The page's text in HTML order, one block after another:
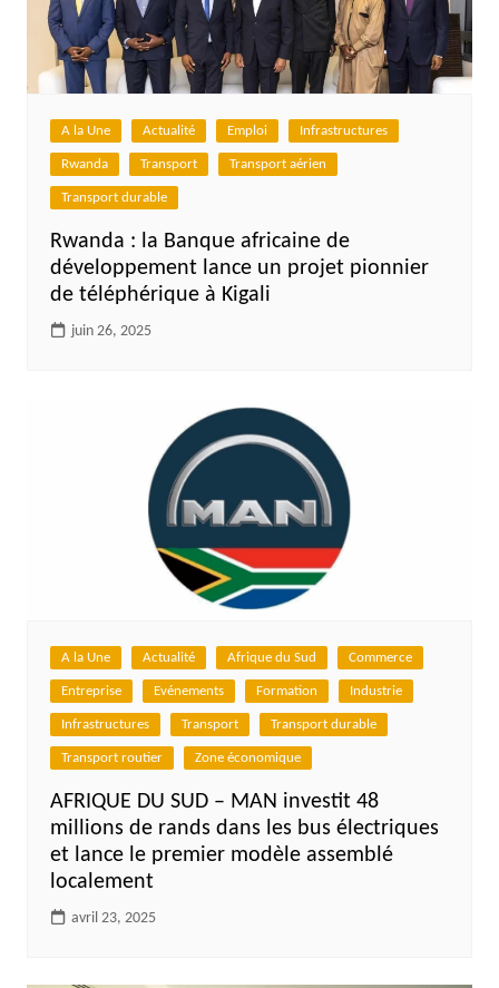
A la Une Actualité Emploi Infrastructures
Rwanda Transport Transport aérien
Transport durable
Rwanda : la Banque africaine de
développement lance un projet pionnier
de téléphérique à Kigali
juin 26, 2025
A la Une Actualité Afrique du Sud Commerce
Entreprise Evénements Formation Industrie
Infrastructures Transport Transport durable
Transport routier Zone économique
AFRIQUE DU SUD – MAN investit 48
millions de rands dans les bus électriques
et lance le premier modèle assemblé
localement
avril 23, 2025